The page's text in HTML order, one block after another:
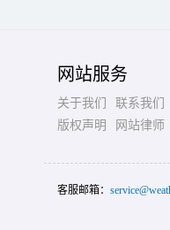
网站服务
关于我们 联系我们
版权声明
网站律师
客服邮箱：